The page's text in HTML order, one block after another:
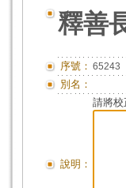
釋善
序號： 65243
別名：
說明：
請將校